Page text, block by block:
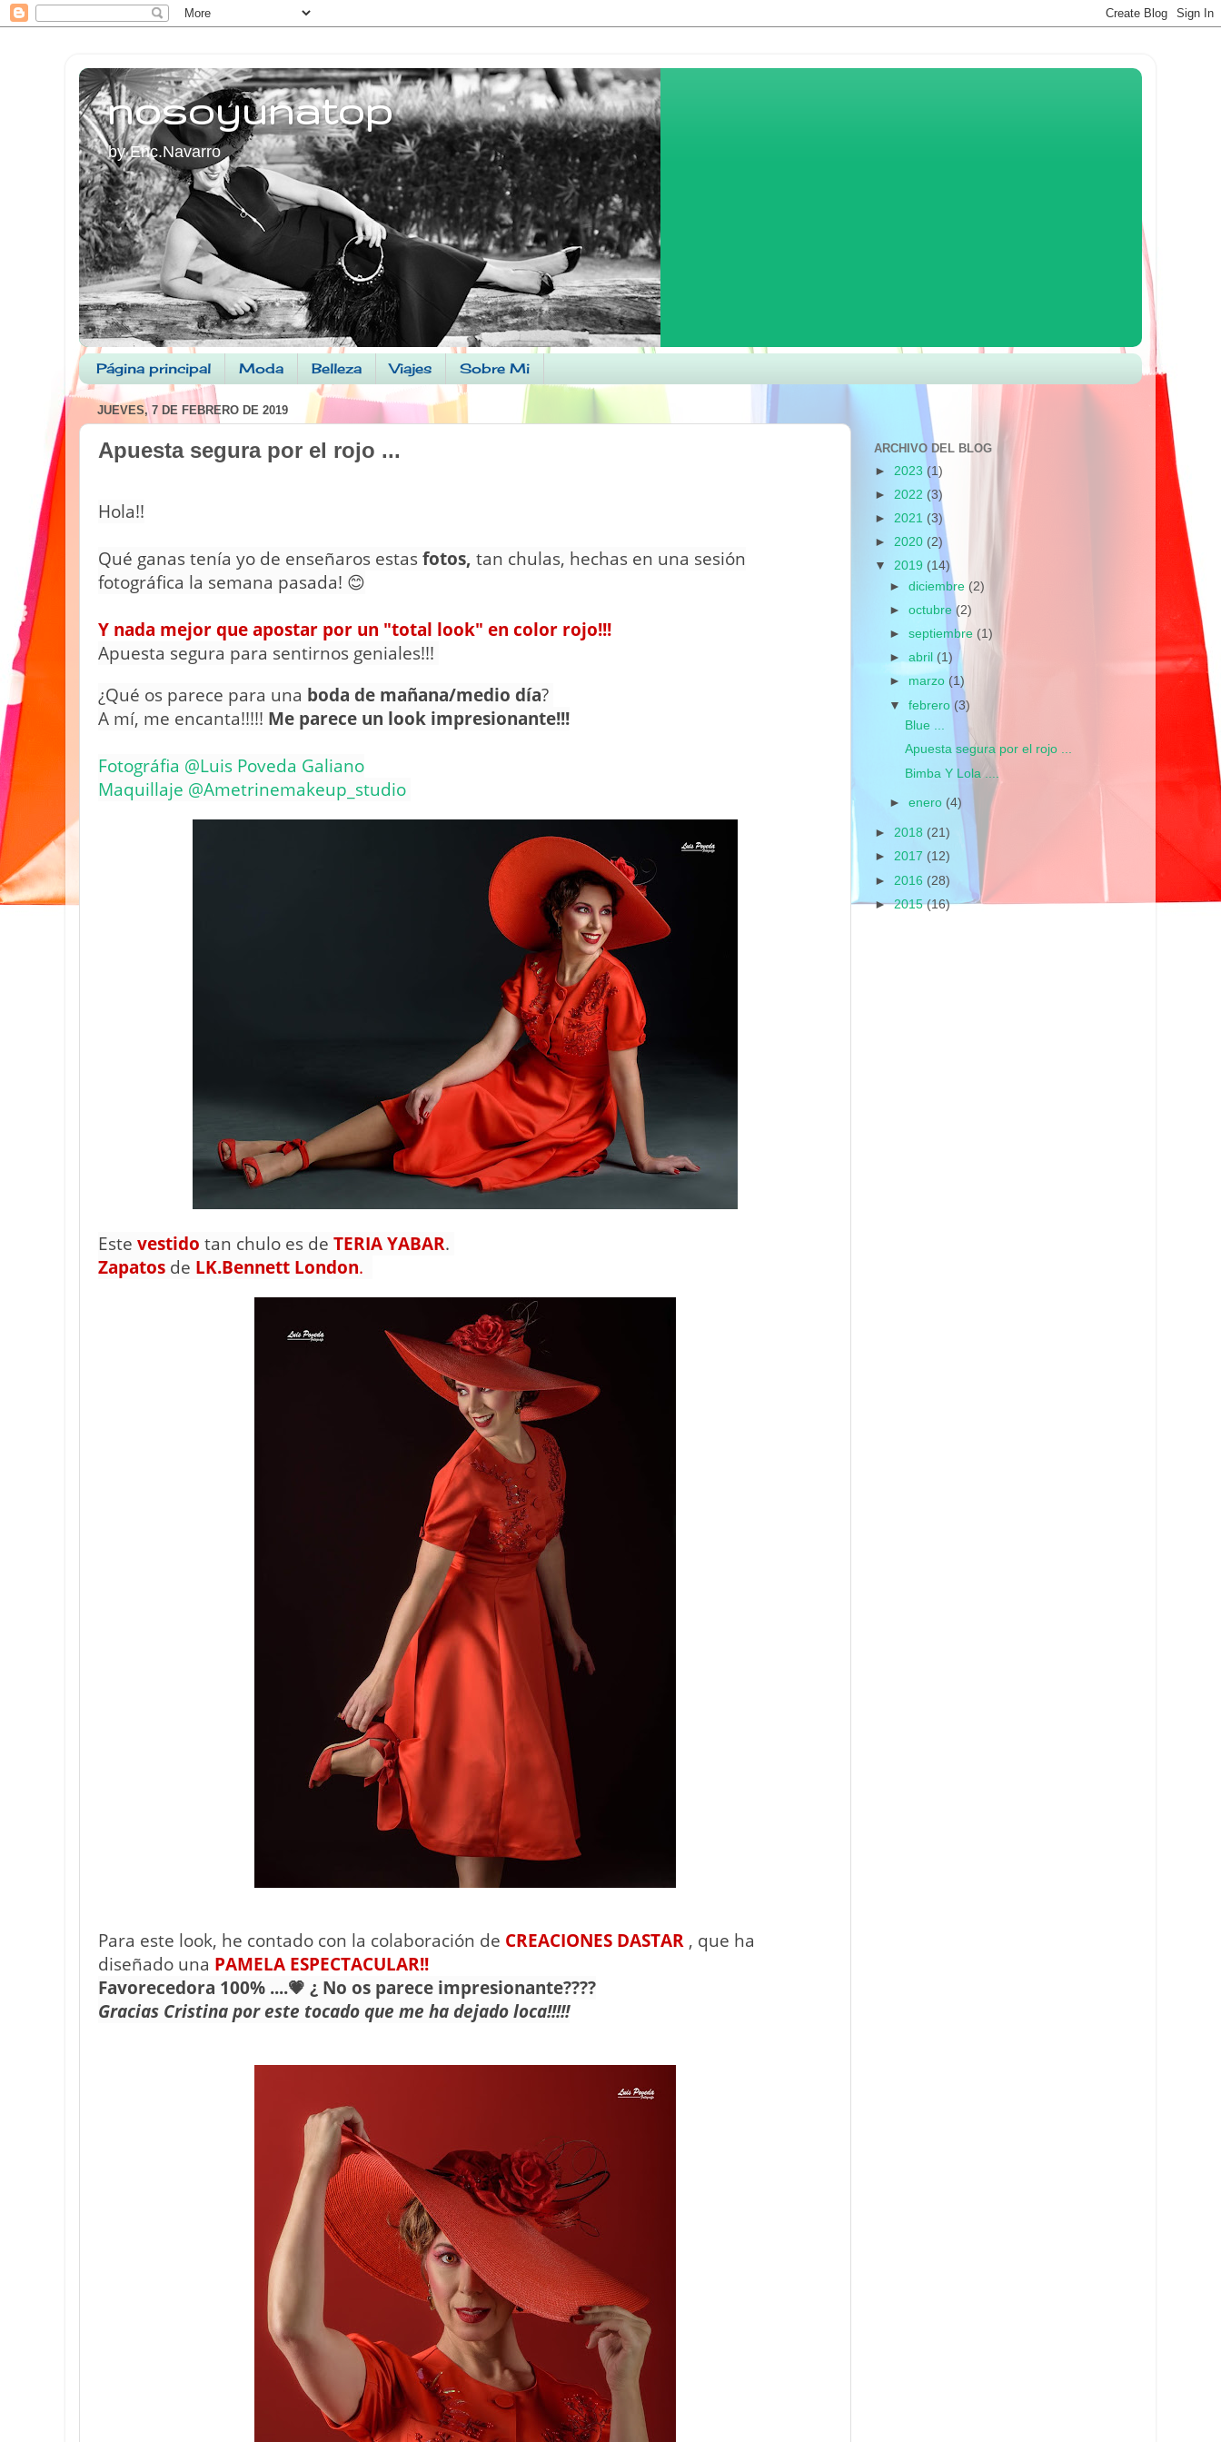
nosoyunatop
by Enc.Navarro
Página principal Moda Belleza Viajes Sobre Mi
JUEVES, 7 DE FEBRERO DE 2019
Apuesta segura por el rojo ...
Hola!!
Qué ganas tenía yo de enseñaros estasfotos, tan chulas, hechas en una sesión
fotográfica la semana pasada! 😊
Y nada mejor que apostar por un "total look" en color rojo!!!
Apuesta segura para sentirnos geniales!!!
¿Qué os parece para una boda de mañana/medio día?
A mí, me encanta!!!!! Me parece un look impresionante!!!
Fotográfia @Luis Poveda Galiano
Maquillaje @Ametrinemakeup_studio
Este vestido tan chulo es de TERIA YABAR.
Zapatos de LK.Bennett London.
Para este look, he contado con la colaboración de CREACIONES DASTAR , que ha
diseñado una PAMELA ESPECTACULAR!!
Favorecedora 100% ....💗 ¿ No os parece impresionante????
Gracias Cristina por este tocado que me ha dejado loca!!!!!
ARCHIVO DEL BLOG
► 2023 (1)
► 2022 (3)
► 2021 (3)
► 2020 (2)
▼ 2019 (14)
►diciembre (2)
►octubre(2)
►septiembre (1)
►abril (1)
► marzo (1)
▼febrero (3)
Blue ...
Apuesta segura por el rojo ...
Bimba Y Lola ....
►enero (4)
► 2018 (21)
► 2017 (12)
► 2016 (28)
►2015(16)